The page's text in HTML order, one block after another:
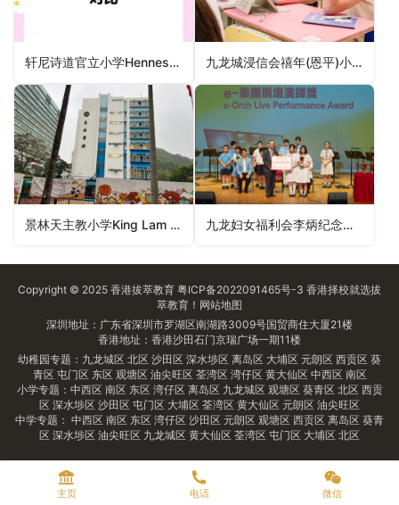
轩尼诗道官立小学Hennessy Road Government Primary School（湾仔区小学） 九龙城浸信会禧年(恩平)小学Kowloon City Baptist Church Hay Nien (Yan Ping) Primary School（沙田区小学）
景林天主教小学King Lam Catholic Primary School（西贡区小学） 九龙妇女福利会李炳纪念学校Kowloon Women’s Welfare Club Li Ping Memorial School（油尖旺区小学）
Copyright © 2025 香港拔萃教育 粤ICP备2022091465号-3 香港择校就选拔
萃教育！ 网站地图
深圳地址：广东省深圳市罗湖区南湖路3009号国贸商住大厦21楼
香港地址：香港沙田石门京瑞广场一期11楼
幼稚园专题： 九龙城区 北区 沙田区 深水埗区 离岛区 大埔区 元朗区 西贡区 葵
青区 屯门区 东区 观塘区 油尖旺区 荃湾区 湾仔区 黄大仙区 中西区 南区
小学专题： 中西区 南区 东区 湾仔区 离岛区 九龙城区 观塘区 葵青区 北区 西贡
区 深水埗区 沙田区 屯门区 大埔区 荃湾区 黄大仙区 元朗区 油尖旺区
中学专题： 中西区 南区 东区 湾仔区 沙田区 元朗区 观塘区 西贡区 离岛区 葵青
区 深水埗区 油尖旺区 九龙城区 黄大仙区 荃湾区 屯门区 大埔区 北区
主页 电话 微信